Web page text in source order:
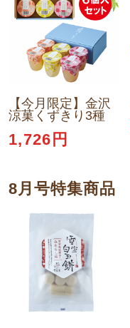
【今月限定】金沢
涼菓くずきり3種
1,726円
8月号特集商品